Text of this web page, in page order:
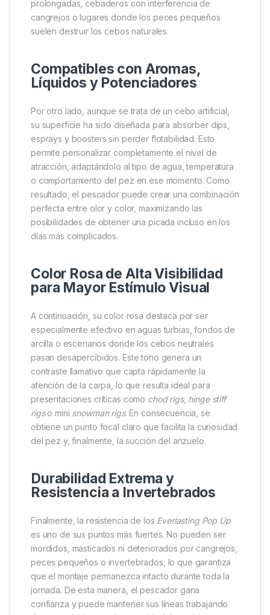
Sesiones de Larga Duración
diferencia de los pop ups tradicionales, estos
Boilies están fabricados con un material especial que
no se degrada, no se descompone y no absorbe
agua. Gracias a ello, mantienen la flotabilidad original
durante horas e incluso días, lo que convierte a este
cebo en una elección perfecta para sesiones
prolongadas, cebaderos con interferencia de
cangrejos o lugares donde los peces pequeños
suelen destruir los cebos naturales.
Compatibles con Aromas,
Líquidos y Potenciadores
su superficie ha sido diseñada para absorber dips,
esprays y boosters sin perder flotabilidad. Esto
permite personalizar completamente el nivel de
atracción, adaptándolo al tipo de agua, temperatura
o comportamiento del pez en ese momento. Como
resultado, el pescador puede crear una combinación
perfecta entre olor y color, maximizando las
posibilidades de obtener una picada incluso en los
días más complicados.
Color Rosa de Alta Visibilidad
para Mayor Estímulo Visual
especialmente efectivo en aguas turbias, fondos de
arcilla o escenarios donde los cebos neutrales
contraste llamativo que capta rápidamente la
atención de la carpa, lo que resulta ideal para
presentaciones críticas comochod rigs,hinge stiff
rigso minisnowman rigs. En consecuencia, se
obtiene un punto focal claro que facilita la curiosidad
del pez y, finalmente, la succión del anzuelo.